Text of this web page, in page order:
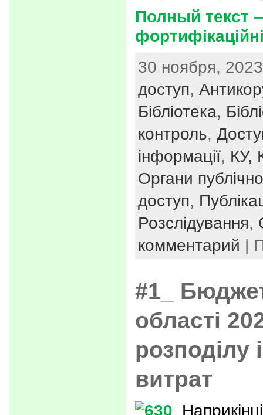
Полный текст
30 ноября,
доступ,
Бібліотека,
контроль,
інформації, КУ,
Органи
доступ,
Розслідування,
комментарий |
#1_
області
розподілу
витрат